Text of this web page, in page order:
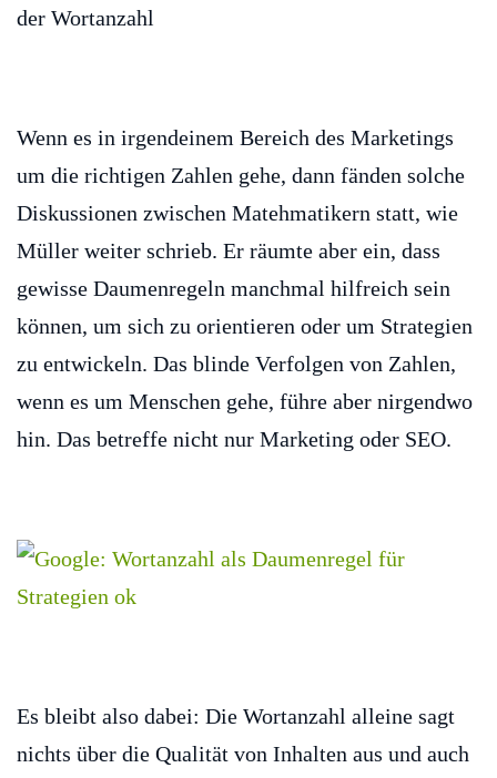
Wenn es in irgendeinem Bereich des Marketings
um die richtigen Zahlen gehe, dann fänden solche
Diskussionen zwischen Matehmatikern statt, wie
Müller weiter schrieb. Er räumte aber ein, dass
gewisse Daumenregeln manchmal hilfreich sein
können, um sich zu orientieren oder um Strategien
zu entwickeln. Das blinde Verfolgen von Zahlen,
wenn es um Menschen gehe, führe aber nirgendwo
hin. Das betreffe nicht nur Marketing oder SEO.
Es bleibt also dabei: Die Wortanzahl alleine sagt
nichts über die Qualität von Inhalten aus und auch